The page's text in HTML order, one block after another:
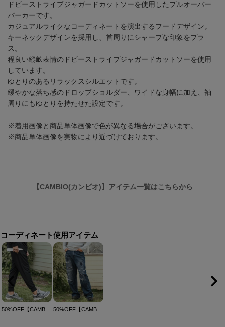
ドビーストライプジャガードカットソーを使用したプルオーバー
パーカーです。
カジュアルライクなコーディネートを演出するフードデザイン。
キーネックデザインを採用し、首周りにシャープな印象をプラ
ス。
程良い縦畝表情のドビーストライプジャガードカットソーを使用
しています。
ゆとりのあるリラックスシルエットです。
緩やかな落ち感のドロップショルダー、ワイドな身幅に加え、袖
周りにもゆとりを持たせた設定です。
※着用画像と商品単体画像で色が異なる場合がございます。
※商品単体画像を実物により近づけております。
【CAMBIO(カンビオ)】アイテム一覧はこちらから
コーディネート使用アイテム